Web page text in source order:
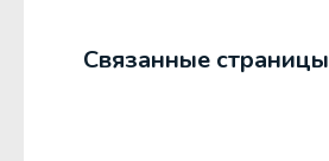
Связанные страницы